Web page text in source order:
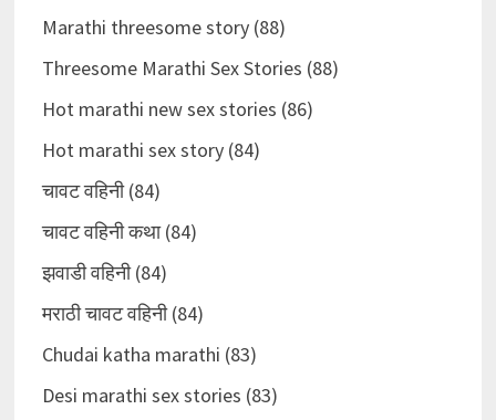
Marathi threesome story (88)
Threesome Marathi Sex Stories (88)
Hot marathi new sex stories (86)
Hot marathi sex story (84)
चावट वहिनी (84)
चावट वहिनी कथा (84)
झवाडी वहिनी (84)
मराठी चावट वहिनी (84)
Chudai katha marathi (83)
Desi marathi sex stories (83)